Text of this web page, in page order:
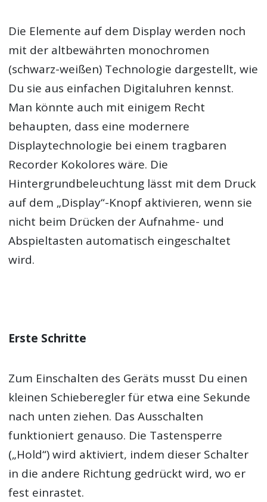
Die Elemente auf dem Display werden noch
mit der altbewährten monochromen
(schwarz-weißen) Technologie dargestellt, wie
Du sie aus einfachen Digitaluhren kennst.
Man könnte auch mit einigem Recht
behaupten, dass eine modernere
Displaytechnologie bei einem tragbaren
Recorder Kokolores wäre. Die
Hintergrundbeleuchtung lässt mit dem Druck
auf dem „Display“-Knopf aktivieren, wenn sie
nicht beim Drücken der Aufnahme- und
Abspieltasten automatisch eingeschaltet
wird.
Erste Schritte
Zum Einschalten des Geräts musst Du einen
kleinen Schieberegler für etwa eine Sekunde
nach unten ziehen. Das Ausschalten
funktioniert genauso. Die Tastensperre
(„Hold“) wird aktiviert, indem dieser Schalter
in die andere Richtung gedrückt wird, wo er
fest einrastet.